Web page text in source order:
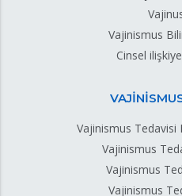
Vajinismus
Cinsel
Vajinismus Tedavisi
Vajinismus
Vajinismus
Vajinismus